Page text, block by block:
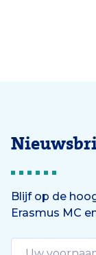
Blijf op de
Erasmus MC